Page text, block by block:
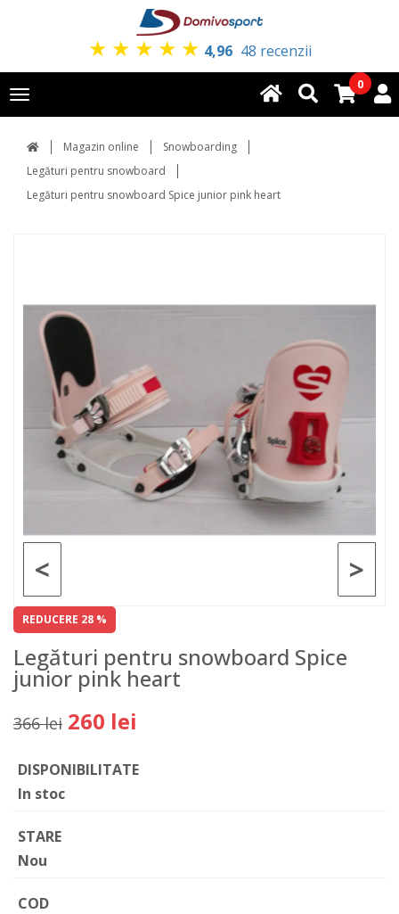
★ ★ ★ ★ ★ 4,96 48 recenzii
Toggle
navigation
0
Magazin online
Snowboarding
Legături pentru snowboard
Legături pentru snowboard Spice junior pink heart
>
<
REDUCERE 28 %
Legături pentru snowboard Spice
junior pink heart
366 lei 260 lei
DISPONIBILITATE
In stoc
STARE
Nou
COD